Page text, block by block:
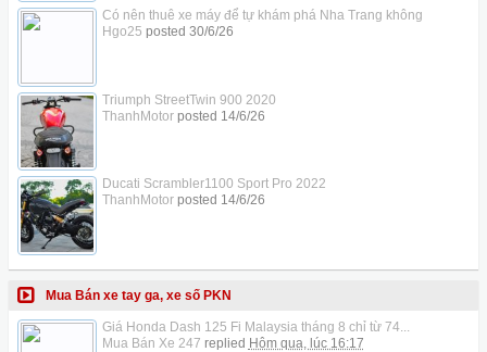
Có nên thuê xe máy để tự khám phá Nha Trang không
Hgo25 posted 30/6/26
Triumph StreetTwin 900 2020
ThanhMotorposted 14/6/26
Ducati Scrambler1100 Sport Pro 2022
ThanhMotorposted 14/6/26
Mua Bán xe tay ga, xe số PKN
Giá Honda Dash 125 Fi Malaysia tháng 8 chỉ từ 74...
Mua Bán Xe 247 replied Hôm qua, lúc 16:17